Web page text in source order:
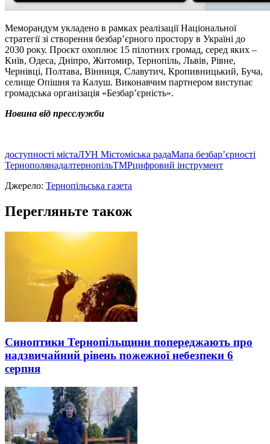
Меморандум укладено в рамках реалізації Національної
стратегії зі створення безбар’єрного простору в Україні до
2030 року. Проєкт охоплює 15 пілотних громад, серед яких –
Київ, Одеса, Дніпро, Житомир, Тернопіль, Львів, Рівне,
Чернівці, Полтава, Вінниця, Славутич, Кропивницький, Буча,
селище Опішня та Калуш. Виконавчим партнером виступає
громадська організація «Безбар’єрність».
Новина від пресслужби
доступності містаЛУН Містоміська радаМапа безбар’єрності
ТернополянадалтернопільТМРцифровий інструмент
Джерело: Тернопільська газета
Перегляньте також
Синоптики Тернопільщини попереджають про
надзвичайний рівень пожежної небезпеки 6
серпня